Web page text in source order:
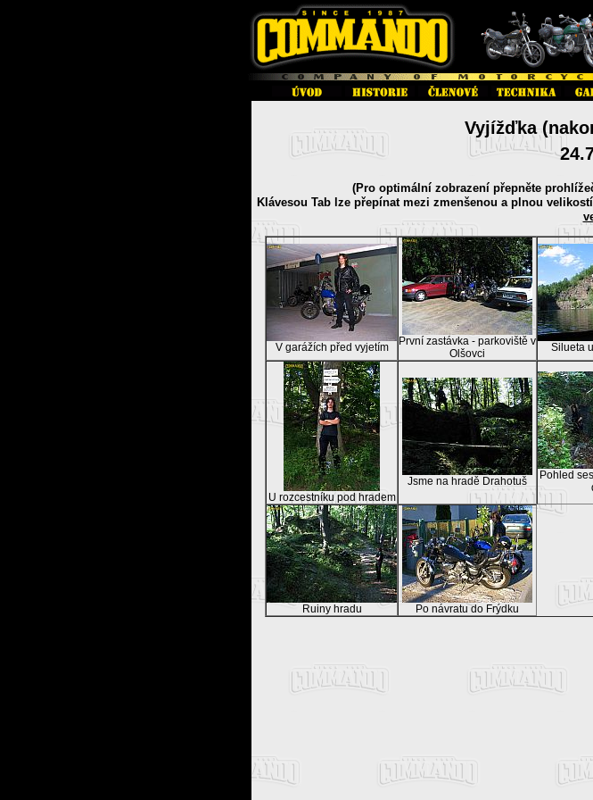
Vyjížďka
(Pro optimální zobrazení přepněte
Klávesou Tab lze přepínat mezi zmenšenou a plnou
V garážích před vyjetím
První zastávka - parkoviště v
Olšovci
Silueta
U rozcestníku pod hradem
Jsme na hradě Drahotuš
Pohled
Ruiny hradu Po návratu do Frýdku